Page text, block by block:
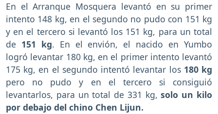
En el Arranque Mosquera levantó en su primer
intento 148 kg, en el segundo no pudo con 151 kg
y en el tercero si levantó los 151 kg, para un total
de 151 kg. En el envión, el nacido en Yumbo
logró levantar 180 kg, en el primer intento levantó
175 kg, en el segundo intentó levantar los 180 kg
pero no pudo y en el tercero si consiguió
levantarlos, para un total de 331 kg, solo un kilo
por debajo del chino Chen Lijun.